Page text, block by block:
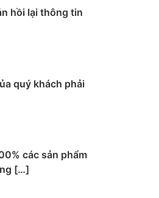
hồi lại thông tin
quý khách phải
các sản phẩm
[…]